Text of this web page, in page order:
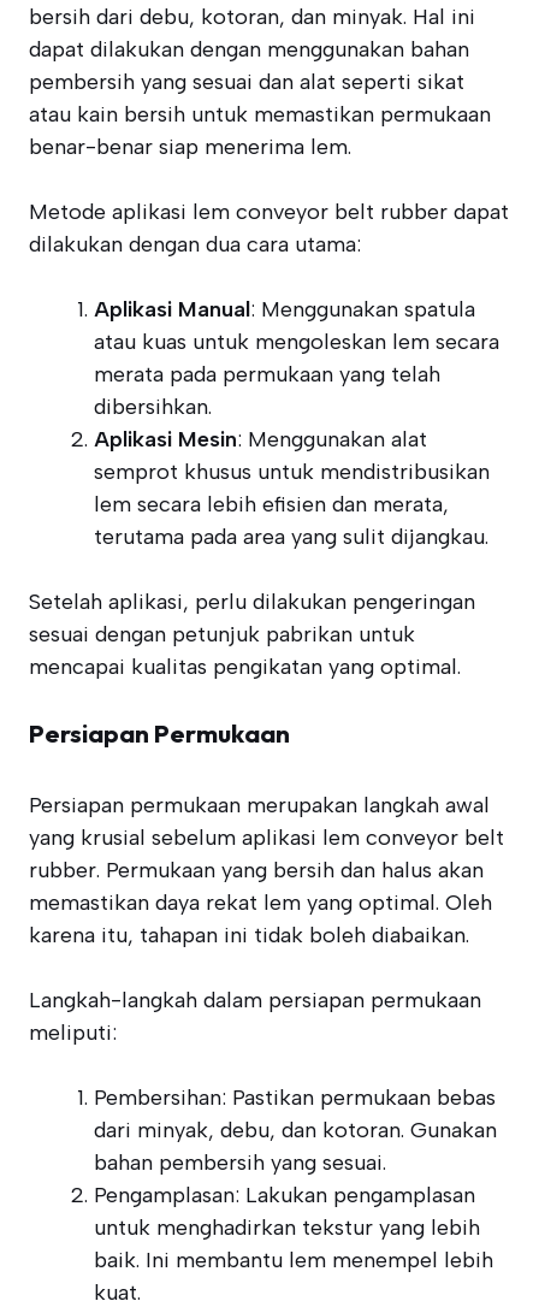
bersih dari debu, kotoran, dan minyak. Hal ini
dapat dilakukan dengan menggunakan bahan
pembersih yang sesuai dan alat seperti sikat
atau kain bersih untuk memastikan permukaan
benar-benar siap menerima lem.
Metode aplikasi lem conveyor belt rubber dapat
dilakukan dengan dua cara utama:
Aplikasi Manual: Menggunakan spatula
atau kuas untuk mengoleskan lem secara
merata pada permukaan yang telah
dibersihkan.
Aplikasi Mesin: Menggunakan alat
semprot khusus untuk mendistribusikan
lem secara lebih efisien dan merata,
terutama pada area yang sulit dijangkau.
Setelah aplikasi, perlu dilakukan pengeringan
sesuai dengan petunjuk pabrikan untuk
mencapai kualitas pengikatan yang optimal.
Persiapan Permukaan
Persiapan permukaan merupakan langkah awal
yang krusial sebelum aplikasi lem conveyor belt
rubber. Permukaan yang bersih dan halus akan
memastikan daya rekat lem yang optimal. Oleh
karena itu, tahapan ini tidak boleh diabaikan.
Langkah-langkah dalam persiapan permukaan
meliputi:
Pembersihan: Pastikan permukaan bebas
dari minyak, debu, dan kotoran. Gunakan
bahan pembersih yang sesuai.
Pengamplasan: Lakukan pengamplasan
untuk menghadirkan tekstur yang lebih
baik. Ini membantu lem menempel lebih
kuat.